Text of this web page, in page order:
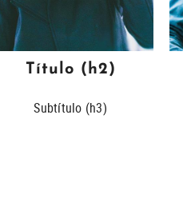
Título (h2)
Subtítulo (h3)